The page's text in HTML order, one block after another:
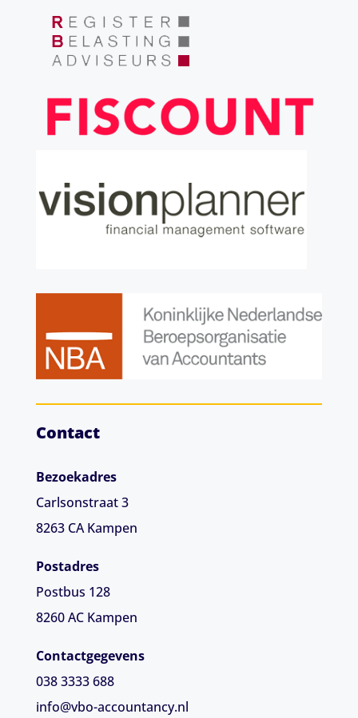
Contact
Bezoekadres
Carlsonstraat 3
8263 CA Kampen
Postadres
Postbus 128
8260 AC Kampen
Contactgegevens
038 3333 688
info@vbo-accountancy.nl